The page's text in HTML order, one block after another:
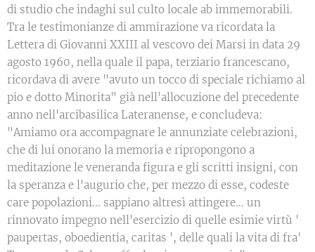
di studio che indaghi sul culto locale ab immemorabili.
Tra le testimonianze di ammirazione va ricordata la
Lettera di Giovanni XXIII al vescovo dei Marsi in data 29
agosto 1960, nella quale il papa, terziario francescano,
ricordava di avere "avuto un tocco di speciale richiamo al
pio e dotto Minorita" già nell'allocuzione del precedente
anno nell'arcibasilica Lateranense, e concludeva:
"Amiamo ora accompagnare le annunziate celebrazioni,
che di lui onorano la memoria e ripropongono a
meditazione le veneranda figura e gli scritti insigni, con
la speranza e l'augurio che, per mezzo di esse, codeste
care popolazioni... sappiano altresì attingere... un
rinnovato impegno nell'esercizio di quelle esimie virtù '
paupertas, oboedientia, caritas ', delle quali la vita di fra'